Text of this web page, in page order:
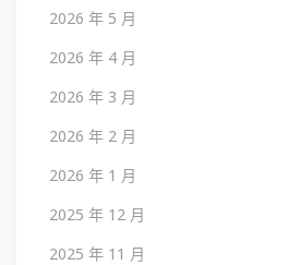
2026 年 5 月
2026 年 4 月
2026 年 3 月
2026 年 2 月
2026 年 1 月
2025 年 12 月
2025 年 11 月